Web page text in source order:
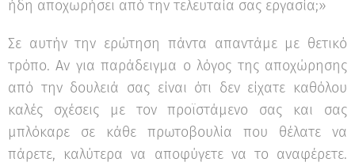
ήδη αποχωρήσει από την τελευταία σας εργασία;»
Σε αυτήν την ερώτηση πάντα απαντάμε με θετικό
τρόπο. Αν για παράδειγμα ο λόγος της αποχώρησης
από την δουλειά σας είναι ότι δεν είχατε καθόλου
καλές σχέσεις με τον προϊστάμενο σας και σας
μπλόκαρε σε κάθε πρωτοβουλία που θέλατε να
πάρετε, καλύτερα να αποφύγετε να το αναφέρετε.